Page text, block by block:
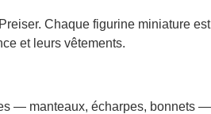
Chaque figurine miniature
et leurs vêtements.
— manteaux, écharpes, bonnets